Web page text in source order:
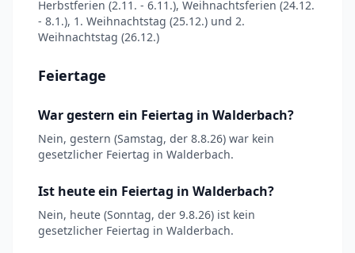
Herbstferien (2.11. - 6.11.), Weihnachtsferien (24.12.
- 8.1.), 1. Weihnachtstag (25.12.) und 2.
Weihnachtstag (26.12.)
Feiertage
War gestern ein Feiertag in Walderbach?
Nein, gestern (Samstag, der 8.8.26) war kein
gesetzlicher Feiertag in Walderbach.
Ist heute ein Feiertag in Walderbach?
Nein, heute (Sonntag, der 9.8.26) ist kein
gesetzlicher Feiertag in Walderbach.